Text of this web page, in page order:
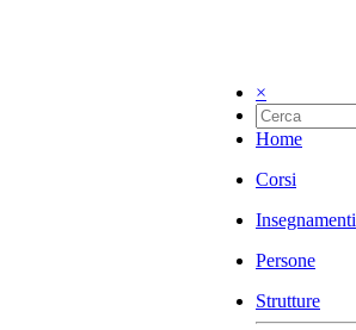
×
Home
Corsi
Insegnamenti
Persone
Strutture